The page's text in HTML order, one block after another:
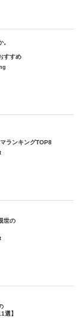
すすめ
ランキングTOP8
世の
選】